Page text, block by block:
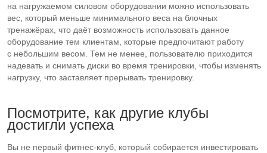
на нагружаемом силовом оборудовании можно использовать
вес, который меньше минимального веса на блочных
тренажёрах, что даёт возможность использовать данное
оборудование тем клиентам, которые предпочитают работу
с небольшим весом. Тем не менее, пользователю приходится
надевать и снимать диски во время тренировки, чтобы изменять
нагрузку, что заставляет прерывать тренировку.
Посмотрите, как другие клубы
достигли успеха
Вы не первый фитнес-клуб , который собирается инвестировать